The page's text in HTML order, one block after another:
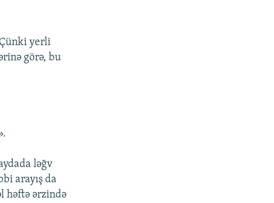
yerli
görə, bu
ləğv
arayış da
həftə ərzində